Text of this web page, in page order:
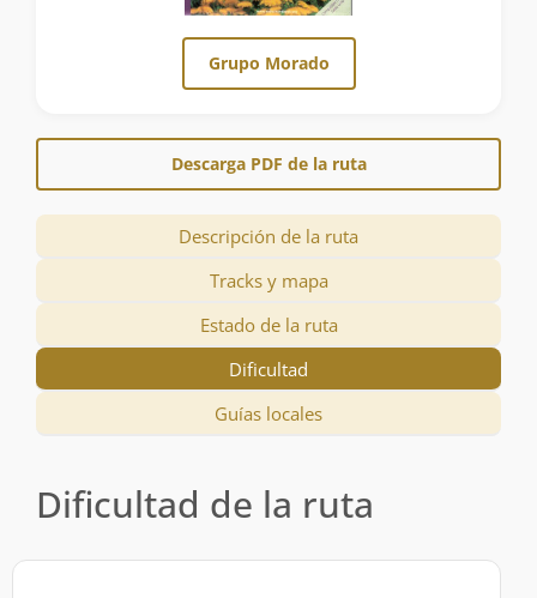
Grupo Morado
Descarga PDF de la ruta
Descripción de la ruta
Tracks y mapa
Estado de la ruta
Dificultad
Guías locales
Dificultad de la ruta